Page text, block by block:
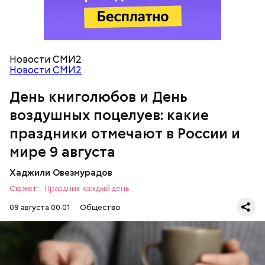
Новости СМИ2
Новости СМИ2
День книголюбов и День
воздушных поцелуев: какие
праздники отмечают в России и
мире 9 августа
Хаджили Овезмурадов
Сюжет:
Праздник каждый день
09 августа 00:01
Общество
В День книголюбов проходят книжные ярмарки,
выставки и распродажи. В библиотеках
организуются поэтические вечера и групповые
День воздушных поцелуев
День «Счастье случается»